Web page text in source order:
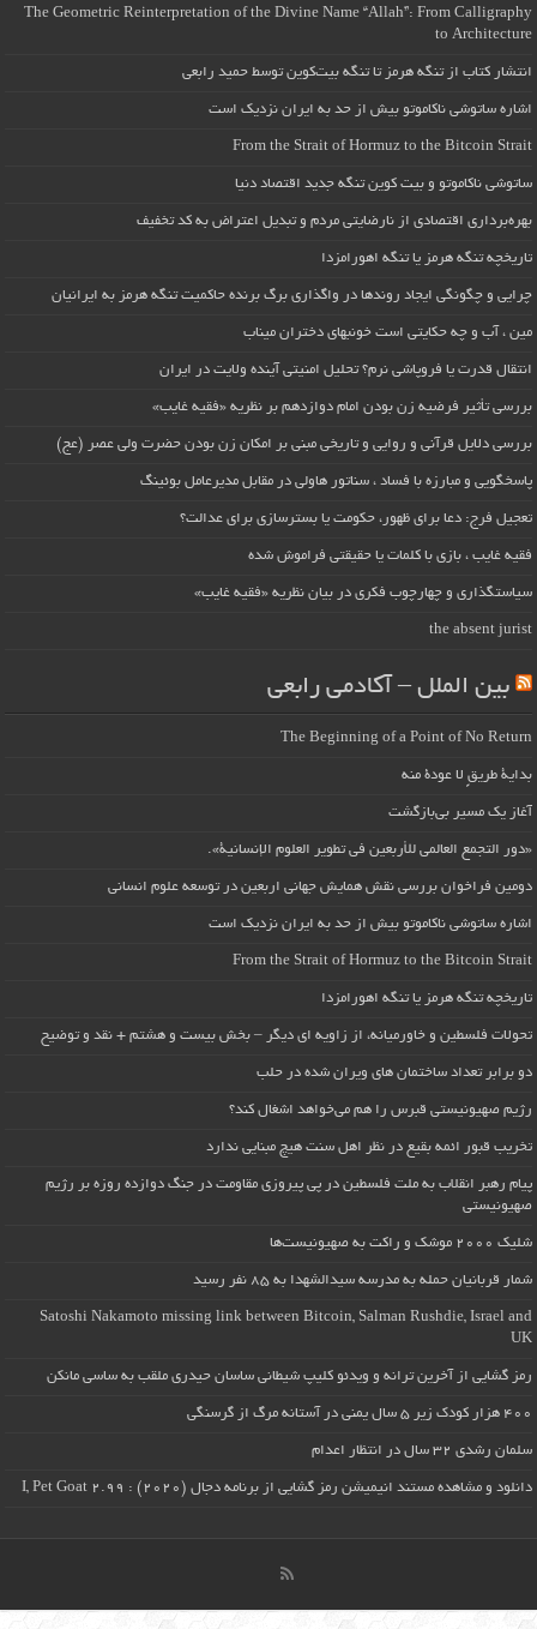
The Geometric Reinterpretation of the Divine Name “Allah”: From Calligraphy
to Architecture
انتشار کتاب از تنگه هرمز تا تنگه بیت‌کوین توسط حمید رابعی
اشاره ساتوشی ناکاموتو بیش از حد به ایران نزدیک است
From the Strait of Hormuz to the Bitcoin Strait
ساتوشی ناکاموتو و بیت کوین تنگه جدید اقتصاد دنیا
بهره‌برداری اقتصادی از نارضایتی مردم و تبدیل اعتراض به کد تخفیف
تاریخچه تنگه هرمز یا تنگه اهورامزدا
چرایی و چگونگی ایجاد روندها در واگذاری برگ برنده حاکمیت تنگه هرمز به ایرانیان
مین ، آب و چه حکایتی است خونبهای دختران میناب
انتقال قدرت یا فروپاشی نرم؟ تحلیل امنیتی آینده ولایت در ایران
بررسی تأثیر فرضیه زن بودن امام دوازدهم بر نظریه «فقیه غایب»
بررسی دلایل قرآنی و روایی و تاریخی مبنی بر امکان زن بودن حضرت ولی عصر (عج)
پاسخگویی و مبارزه با فساد ، سناتور هاولی در مقابل مدیرعامل بوئینگ
تعجیل فرج: دعا برای ظهور، حکومت یا بسترسازی برای عدالت؟
فقیه غایب ، بازی با کلمات یا حقیقتی فراموش شده
سیاستگذاری و چهارچوب فکری در بیان نظریه «فقیه غایب»
the absent jurist
بین الملل – آکادمی رابعی
The Beginning of a Point of No Return
بداية طريقٍ لا عودة منه
آغاز یک مسیر بی‌بازگشت
«دور التجمع العالمي للأربعين في تطوير العلوم الإنسانية».
دومین فراخوان بررسی نقش همایش جهانی اربعین در توسعه علوم انسانی
اشاره ساتوشی ناکاموتو بیش از حد به ایران نزدیک است
From the Strait of Hormuz to the Bitcoin Strait
تاریخچه تنگه هرمز یا تنگه اهورامزدا
تحولات فلسطین و خاورمیانه، از زاویه ای دیگر – بخش بیست و هشتم + نقد و توضیح
دو برابر تعداد ساختمان های ویران شده در حلب
رژیم صهیونیستی قبرس را هم می‌خواهد اشغال کند؟
تخریب قبور ائمه بقیع در نظر اهل سنت هیچ مبنایی ندارد
پیام رهبر انقلاب به ملت فلسطین در پی پیروزی مقاومت در جنگ دوازده روزه بر رژیم
صهیونیستی
شلیک ۲۰۰۰ موشک و راکت به صهیونیست‌ها
شمار قربانیان حمله به مدرسه سیدالشهدا به ۸۵ نفر رسید
Satoshi Nakamoto missing link between Bitcoin, Salman Rushdie, Israel and
UK
رمز گشایی از آخرین ترانه و ویدئو کلیپ شیطانی ساسان حیدری ملقب به ساسی مانکن
۴۰۰ هزار کودک زیر ۵ سال یمنی در آستانه مرگ از گرسنگی
سلمان رشدی ۳۲ سال در انتظار اعدام
دانلود و مشاهده مستند انیمیشن رمز گشایی از برنامه دجال (۲۰۲۰) : I, Pet Goat 2.99